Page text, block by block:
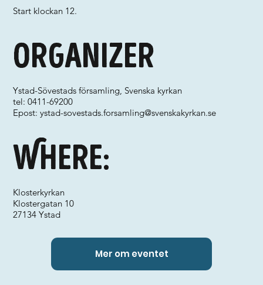
Where:
Organizer
Ystad-Sövestads församling, Svenska kyrkan
tel: 0411-69200
Epost:ystad-sovestads.forsamling@svenskakyrkan.se
Klosterkyrkan
Klostergatan 10
27134 Ystad
Start klockan 12.
Mer om eventet